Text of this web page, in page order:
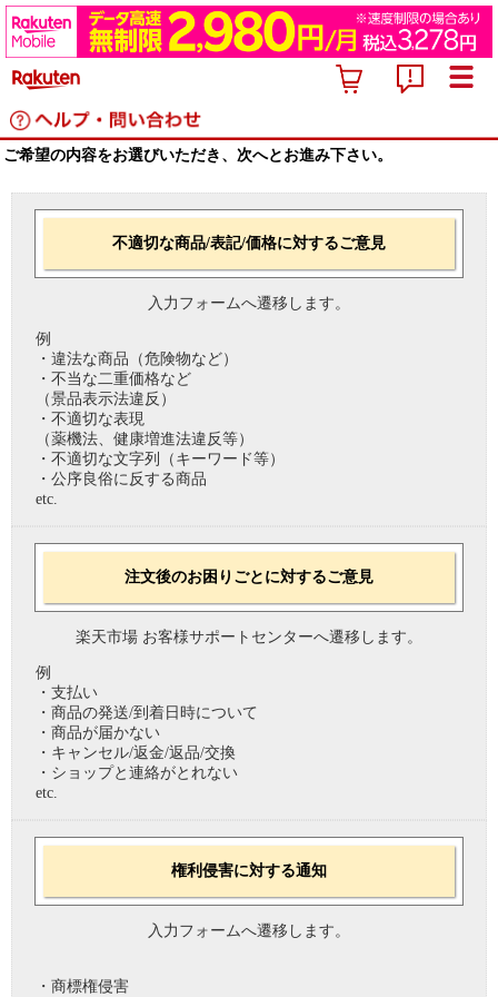
ご希望の内容をお選びいただき、次へとお進み下さい。
不適切な商品/表記/価格に対するご意見
入力フォームへ遷移します。
例
・違法な商品（危険物など）
・不当な二重価格など
（景品表示法違反）
・不適切な表現
（薬機法、健康増進法違反等）
・不適切な文字列（キーワード等）
・公序良俗に反する商品
etc.
注文後のお困りごとに対するご意見
楽天市場 お客様サポートセンターへ遷移します。
例
・支払い
・商品の発送/到着日時について
・商品が届かない
・キャンセル/返金/返品/交換
・ショップと連絡がとれない
etc.
権利侵害に対する通知
入力フォームへ遷移します。
・商標権侵害